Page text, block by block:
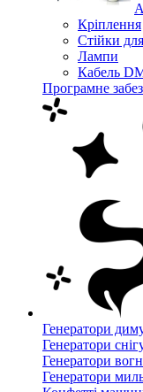
Кріплення
Стійки
Лампи
Кабель
Програмне
Генератори
Генератори
Генератори
Генератори